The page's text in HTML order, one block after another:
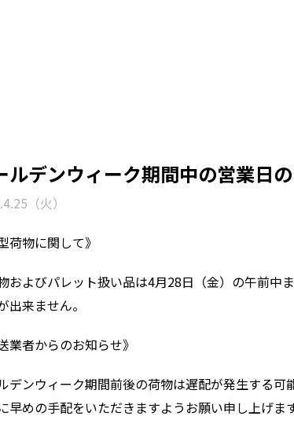
ルデンウィーク期間中の営業日
（火）
荷物に関して》
およびパレット扱い品は4月28日（金）の午前中
出来ません。
業者からのお知らせ》
デンウィーク期間前後の荷物は遅配が発生する
早めの手配をいただきますようお願い申し上げます